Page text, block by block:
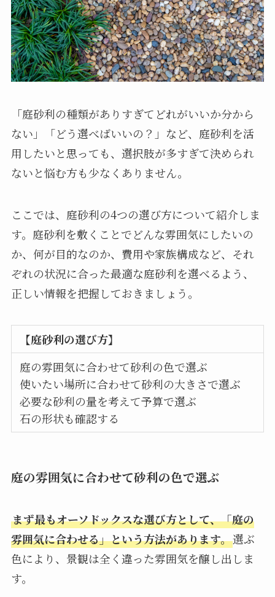
「庭砂利の種類がありすぎてどれがいいか分から
ない」「どう選べばいいの？」など、庭砂利を活
用したいと思っても、選択肢が多すぎて決められ
ないと悩む方も少なくありません。
ここでは、庭砂利の4つの選び方について紹介しま
す。庭砂利を敷くことでどんな雰囲気にしたいの
か、何が目的なのか、費用や家族構成など、それ
ぞれの状況に合った最適な庭砂利を選べるよう、
正しい情報を把握しておきましょう。
【庭砂利の選び方】
庭の雰囲気に合わせて砂利の色で選ぶ
使いたい場所に合わせて砂利の大きさで選ぶ
必要な砂利の量を考えて予算で選ぶ
石の形状も確認する
庭の雰囲気に合わせて砂利の色で選ぶ
まず最もオーソドックスな選び方として、「庭の
雰囲気に合わせる」という方法があります。選ぶ
色により、景観は全く違った雰囲気を醸し出しま
す。